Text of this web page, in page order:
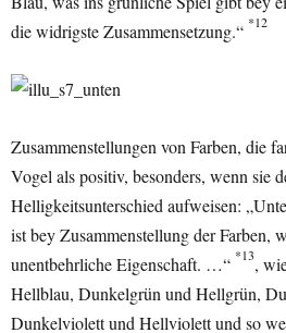
die widrigste Zusammensetzung.“ *12
Zusammenstellungen von Farben, die
Vogel als positiv, besonders, wenn sie
Helligkeitsunterschied aufweisen:
ist bey Zusammenstellung der Farben,
unentbehrliche Eigenschaft. …“ *13,
Hellblau, Dunkelgrün und Hellgrün,
Dunkelviolett und Hellviolett und so